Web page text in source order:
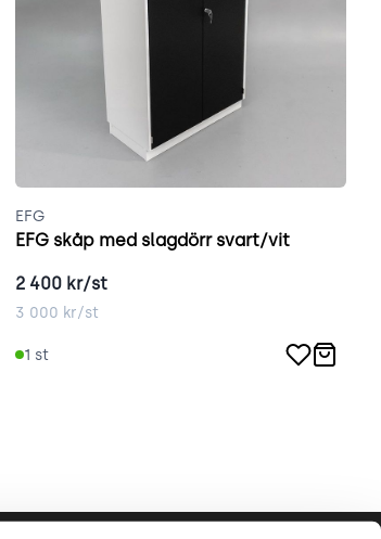
EFG
EFG skåp med slagdörr svart/vit
2 400 kr/st
3 000 kr/st
1 st